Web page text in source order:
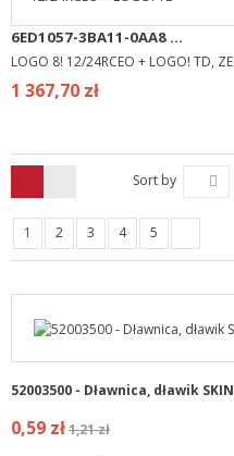
6ED1057-3BA11-0AA8 ...
LOGO 8! 12/24RCEO + LOGO! TD,
1 367,70 zł
Sort by
1 2 3 4 5
52003500 - Dławnica, dławik
0,59 zł1,21 zł